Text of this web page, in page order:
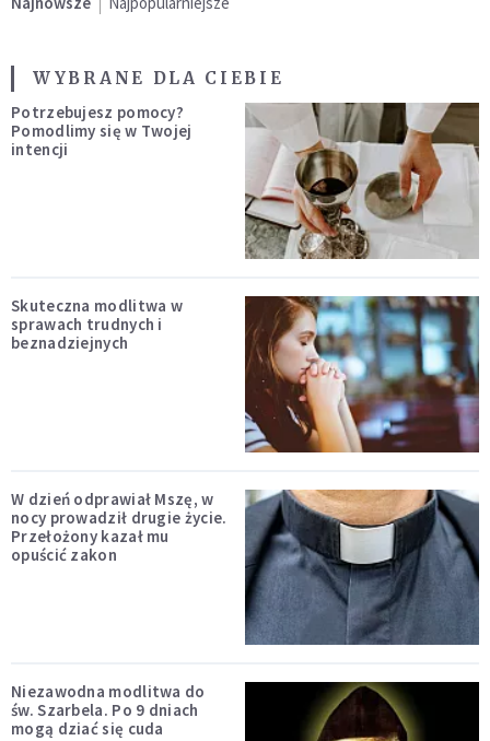
WYBRANE DLA CIEBIE
Potrzebujesz pomocy?
Pomodlimy się w Twojej
intencji
Skuteczna modlitwa w
sprawach trudnych i
beznadziejnych
W dzień odprawiał Mszę, w
nocy prowadził drugie życie.
Przełożony kazał mu
opuścić zakon
Niezawodna modlitwa do
św. Szarbela. Po 9 dniach
mogą dziać się cuda